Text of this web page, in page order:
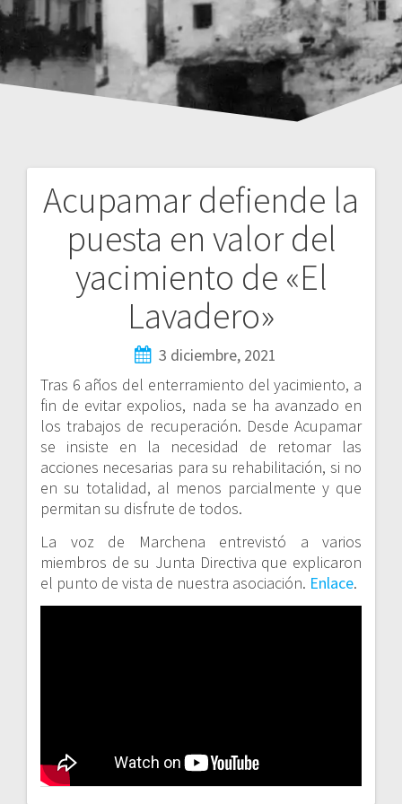
Acupamar defiende la
puesta en valor del
yacimiento de «El
Lavadero»
3 diciembre, 2021
Tras 6 años del enterramiento del yacimiento, a
fin de evitar expolios, nada se ha avanzado en
los trabajos de recuperación. Desde Acupamar
se insiste en la necesidad de retomar las
acciones necesarias para su rehabilitación, si no
en su totalidad, al menos parcialmente y que
permitan su disfrute de todos.
La voz de Marchena entrevistó a varios
miembros de su Junta Directiva que explicaron
el punto de vista de nuestra asociación. Enlace.
Navegación
entradas